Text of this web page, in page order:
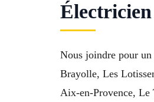
Nous joindre pour
Brayolle, Les
Aix-en-Provence, Le